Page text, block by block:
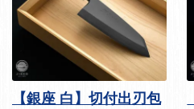
【銀座 白】切付出刃包